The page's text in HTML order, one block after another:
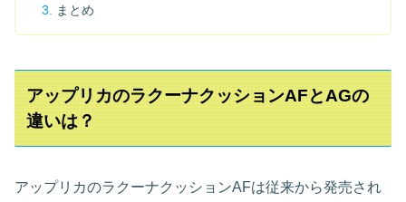
まとめ
アップリカのラクーナクッションAFとAGの
違いは？
アップリカのラクーナクッションAFは従来から発売され